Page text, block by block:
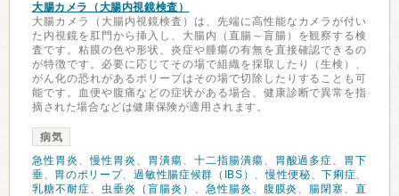
大腸カメラ（大腸内視鏡検査）
大腸カメラ（大腸内視鏡検査）は、先端に高性能なカメラが付い
た内視鏡を肛門から挿入し、大腸内（直腸～盲腸）を観察する検
査です。粘膜の色や形状、炎症や腫瘍の有無を直接確認できるの
が特徴です。必要に応じてその場で組織を採取したり（生検）、
がん化の恐れがあるポリープはその場で切除したりすることも可
能です。血便や腹痛などの症状がある場合、健康診断で異常を指
摘された場合などは健康保険が適用されます。
病気
急性胃炎 、慢性胃炎 、 胃潰瘍、 十二指腸潰瘍、 胃酸過多症、 胃下
垂、 胃のポリープ、過敏性腸症候群（IBS） 、慢性便秘、下痢症、
乳糖不耐症、 虫垂炎（盲腸炎） 、 急性腸炎 、 腹膜炎 、 腸閉塞、直